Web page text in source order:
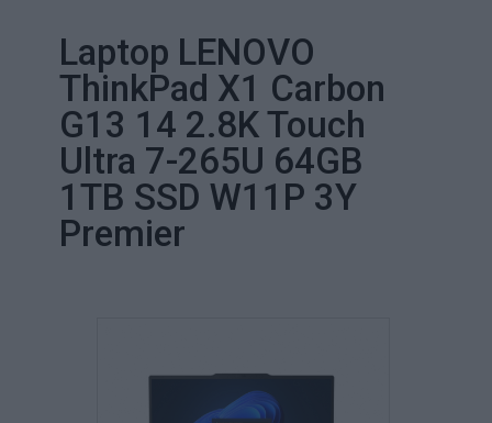
Laptop LENOVO
ThinkPad X1 Carbon
G13 14 2.8K Touch
Ultra 7-265U 64GB
1TB SSD W11P 3Y
Premier